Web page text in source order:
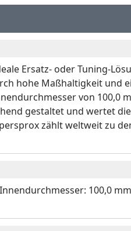
Ersatz- oder Tuning-
hohe Maßhaltigkeit und
von 100,0
gestaltet und wertet
zählt weltweit zu
100,0